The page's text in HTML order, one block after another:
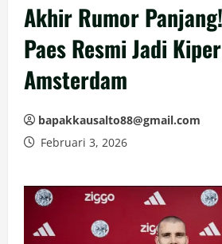
Akhir Rumor
Paes Resmi Jadi
Amsterdam
bapakkausalto88@gmail.com
Februari 3, 2026